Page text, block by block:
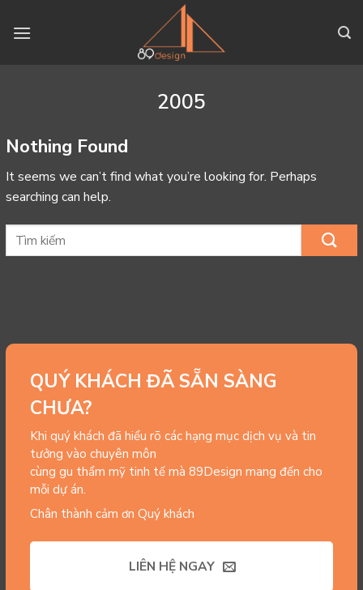
2005
Nothing Found
It seems we can’t find what you’re looking for. Perhaps
searching can help.
QUÝ KHÁCH ĐÃ SẴN SÀNG
CHƯA?
Khi quý khách đã hiểu rõ các hạng mục dịch vụ và tin
tưởng vào chuyên môn
cùng gu thẩm mỹ tinh tế mà 89Design mang đến cho
mỗi dự án.
Chân thành cảm ơn Quý khách
LIÊN HỆ NGAY